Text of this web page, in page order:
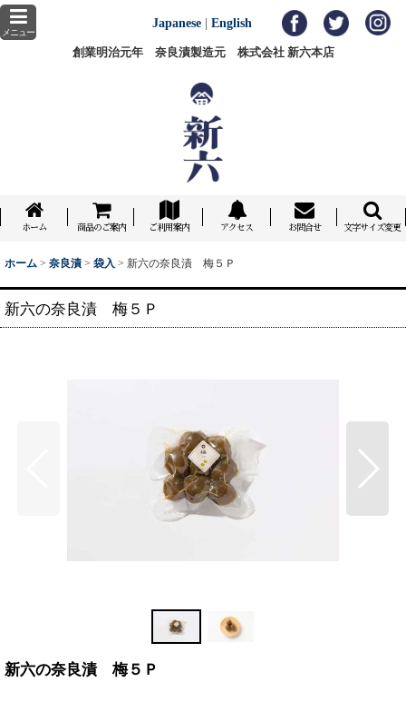
メニュー
創業明治元年 奈良漬製造元 株式会社 新六本店
Japanese |English
ホーム 商品のご案内 ご利用案内 アクセス お問合せ 文字サイズ変更
ホーム > 奈良漬 > 袋入 > 新六の奈良漬 梅５Ｐ
新六の奈良漬 梅５Ｐ
新六の奈良漬 梅５Ｐ